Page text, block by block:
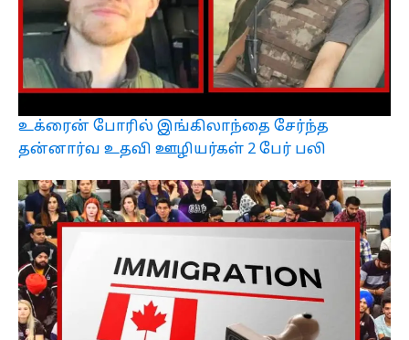
உக்ரைன் போரில் இங்கிலாந்தை சேர்ந்த
தன்னார்வ உதவி ஊழியர்கள் 2 பேர் பலி